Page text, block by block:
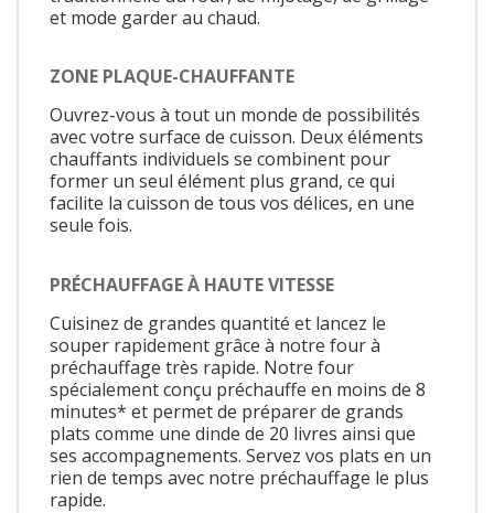
et mode garder au chaud.
ZONE PLAQUE-CHAUFFANTE
Ouvrez-vous à tout un monde de possibilités
avec votre surface de cuisson. Deux éléments
chauffants individuels se combinent pour
former un seul élément plus grand, ce qui
facilite la cuisson de tous vos délices, en une
seule fois.
PRÉCHAUFFAGE À HAUTE VITESSE
Cuisinez de grandes quantité et lancez le
souper rapidement grâce à notre four à
préchauffage très rapide. Notre four
spécialement conçu préchauffe en moins de 8
minutes* et permet de préparer de grands
plats comme une dinde de 20 livres ainsi que
ses accompagnements. Servez vos plats en un
rien de temps avec notre préchauffage le plus
rapide.